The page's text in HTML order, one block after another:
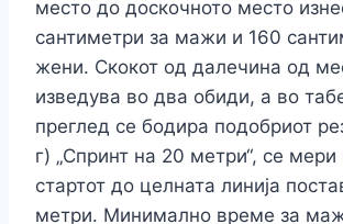
место до доскочното место
сантиметри за мажи и 160
жени. Скокот од далечина од
изведува во два обиди, а во
преглед се бодира подобриот
г) „Спринт на 20 метри“, се
стартот до целната линија
метри. Минимално време за